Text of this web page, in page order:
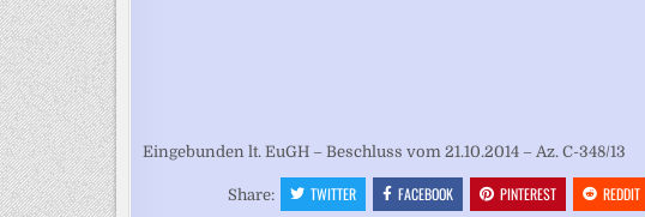
Eingebunden lt. EuGH – Beschluss vom 21.10.2014 – Az. C-348/13
Share: TWITTER FACEBOOK PINTEREST REDDIT